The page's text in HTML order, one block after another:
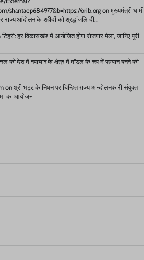
shantaep684977&b=https://orib.org on मुख्यमंत्री धामी
राज्य आंदोलन के शहीदों को श्रद्धांजलि दी…
टिहरी: हर विकासखंड में आयोजित होगा रोजगार मेला, जानिए पूरी
को देश में नवाचार के क्षेत्र में मॉडल के रूप में पहचान बनने की
on श्री भट्ट के निधन पर चिन्हित राज्य आन्दोलनकारी संयुक्त
का आयोजन